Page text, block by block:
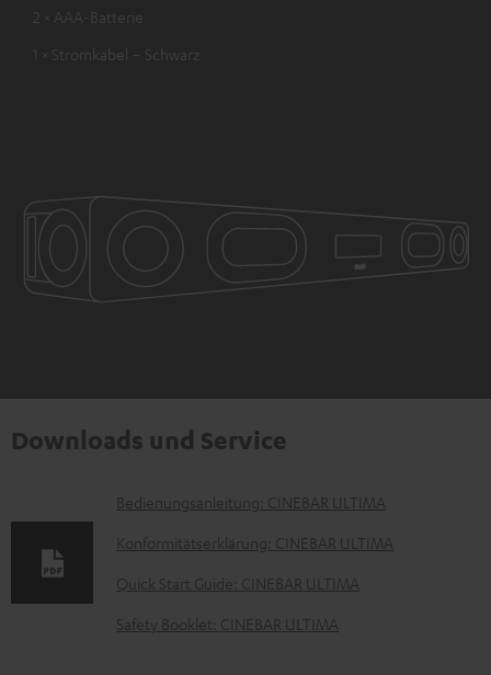
2 × AAA-Batterie
1 × Stromkabel – Schwarz
Downloads und Service
D
o
m
Bedienungsanleitung: CINEBAR ULTIMA
Konformitätserklärung: CINEBAR ULTIMA
Quick Start Guide: CINEBAR ULTIMA
Safety Booklet: CINEBAR ULTIMA